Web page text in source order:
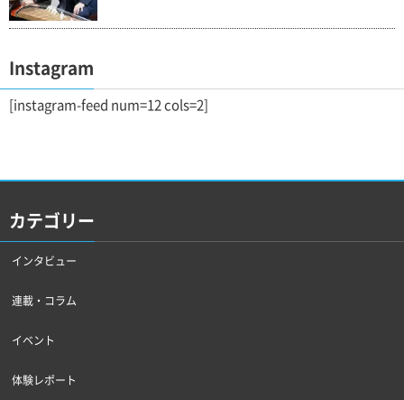
Instagram
[instagram-feed num=12 cols=2]
カテゴリー
インタビュー
連載・コラム
イベント
体験レポート